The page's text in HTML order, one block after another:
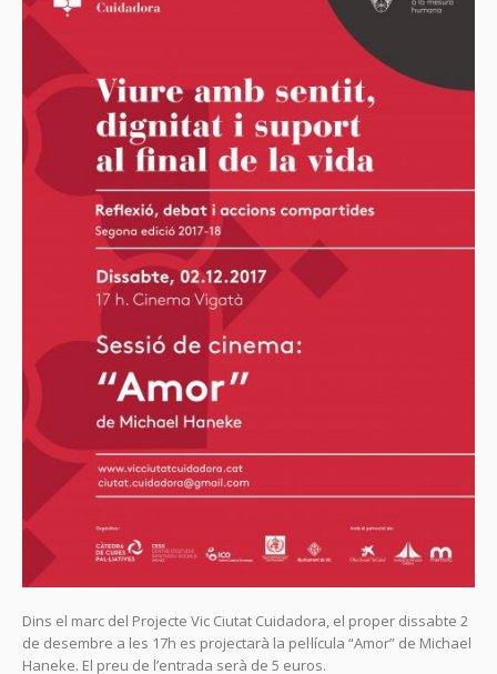
Dins el marc del Projecte Vic Ciutat Cuidadora, el proper dissabte 2
de desembre a les 17h es projectarà la pel·lícula “Amor” de Michael
Haneke. El preu de l’entrada serà de 5 euros.